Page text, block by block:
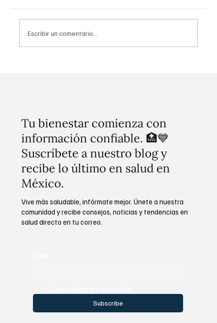
Escribir un comentario...
Tu bienestar comienza con
información confiable. 🏥💙
Suscríbete a nuestro blog y
recibe lo último en salud en
México.
Subscribe
Vive más saludable, infórmate mejor. Únete a nuestra
comunidad y recibe consejos, noticias y tendencias en
salud directo en tu correo.